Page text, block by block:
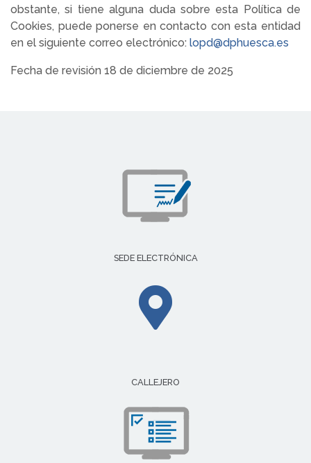
obstante, si tiene alguna duda sobre esta Política de
Cookies, puede ponerse en contacto con esta entidad
en el siguiente correo electrónico: lopd@dphuesca.es
Fecha de revisión 18 de diciembre de 2025
SEDE ELECTRÓNICA
CALLEJERO